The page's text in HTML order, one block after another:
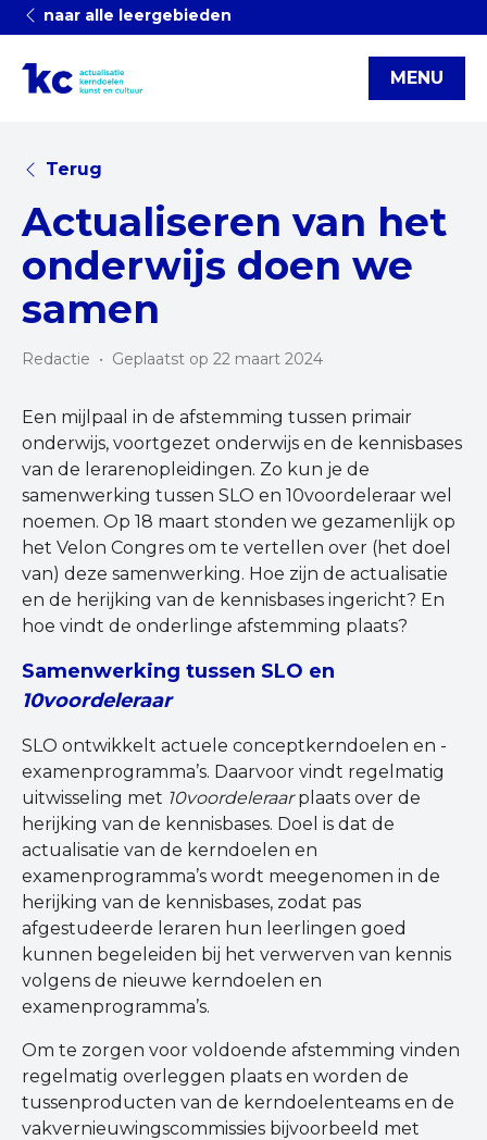
naar alle leergebieden
MENU
Terug
Actualiseren van het
onderwijs doen we
samen
Redactie • Geplaatst op 22 maart 2024
Een mijlpaal in de afstemming tussen primair
onderwijs, voortgezet onderwijs en de kennisbases
van de lerarenopleidingen. Zo kun je de
samenwerking tussen SLO en 10voordeleraar wel
noemen. Op 18 maart stonden we gezamenlijk op
het Velon Congres om te vertellen over (het doel
van) deze samenwerking. Hoe zijn de actualisatie
en de herijking van de kennisbases ingericht? En
hoe vindt de onderlinge afstemming plaats?
Samenwerking tussen SLO en
10voordeleraar
SLO ontwikkelt actuele conceptkerndoelen en -
examenprogramma’s. Daarvoor vindt regelmatig
uitwisseling met 10voordeleraarplaats over de
herijking van de kennisbases. Doel is dat de
actualisatie van de kerndoelen en
examenprogramma’s wordt meegenomen in de
herijking van de kennisbases, zodat pas
afgestudeerde leraren hun leerlingen goed
kunnen begeleiden bij het verwerven van kennis
volgens de nieuwe kerndoelen en
examenprogramma’s.
Om te zorgen voor voldoende afstemming vinden
regelmatig overleggen plaats en worden de
tussenproducten van de kerndoelenteams en de
vakvernieuwingscommissies bijvoorbeeld met